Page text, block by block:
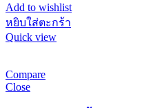
Add to wishlist
หยิบใส่ตะกร้า
Quick view
Compare
Close